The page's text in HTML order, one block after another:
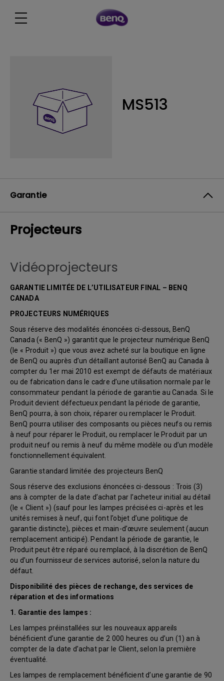
MS513
Garantie
Projecteurs
Vidéoprojecteurs
GARANTIE LIMITÉE DE L’UTILISATEUR FINAL – BENQ
CANADA
PROJECTEURS NUMÉRIQUES
Sous réserve des modalités énoncées ci-dessous, BenQ
Canada (« BenQ ») garantit que le projecteur numérique BenQ
(le « Produit ») que vous avez acheté sur la boutique en ligne
de BenQ ou auprès d’un détaillant autorisé BenQ au Canada à
compter du 1er mai 2010 est exempt de défauts de matériaux
ou de fabrication dans le cadre d’une utilisation normale par le
consommateur pendant la période de garantie au Canada. Si le
Produit devient défectueux pendant la période de garantie,
BenQ pourra, à son choix, réparer ou remplacer le Produit.
BenQ pourra utiliser des composants ou pièces neufs ou remis
à neuf pour réparer le Produit, ou remplacer le Produit par un
produit neuf ou remis à neuf du même modèle ou d’un modèle
fonctionnellement équivalent.
Garantie standard limitée des projecteurs BenQ
Sous réserve des exclusions énoncées ci-dessous : Trois (3)
ans à compter de la date d’achat par l’acheteur initial au détail
(le « Client ») (sauf pour les lampes précisées ci-après et les
unités remises à neuf, qui font l’objet d’une politique de
garantie distincte), pièces et main-d’œuvre seulement (aucun
remplacement anticipé). Pendant la période de garantie, le
Produit peut être réparé ou remplacé, à la discrétion de BenQ
ou d’un fournisseur de services autorisé, selon la nature du
défaut.
Disponibilité des pièces de rechange, des services de
réparation et des informations
1. Garantie des lampes :
Les lampes préinstallées sur les nouveaux appareils
bénéficient d’une garantie de 2 000 heures ou d’un (1) an à
compter de la date d’achat par le Client, selon la première
éventualité.
Les lampes de remplacement bénéficient d’une garantie de 90